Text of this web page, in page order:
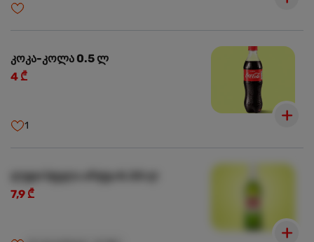
კოკა-კოლა 0.5 ლ
4 ₾
1
ლუდი სტელა არტუა 0.33 ლ
7,9 ₾